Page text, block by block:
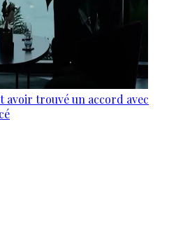
avoir trouvé un accord avec